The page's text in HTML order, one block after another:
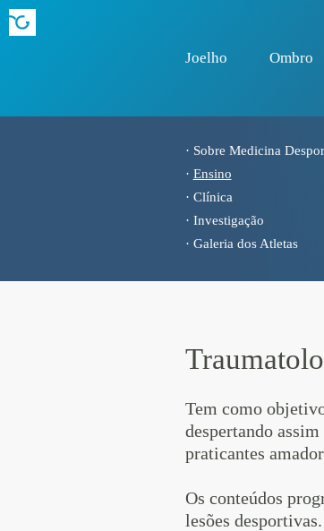
Joelho Ombro
· Sobre Medicina
· Ensino
· Clí­nica
· Investigação
· Galeria dos Atletas
Tem como
despertando
praticantes
Os conteúdos
lesões